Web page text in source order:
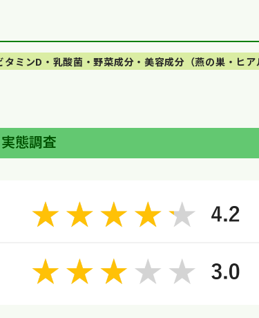
ミンD・乳酸菌・野菜成分・美容成分（燕の巣・ヒア
態調査